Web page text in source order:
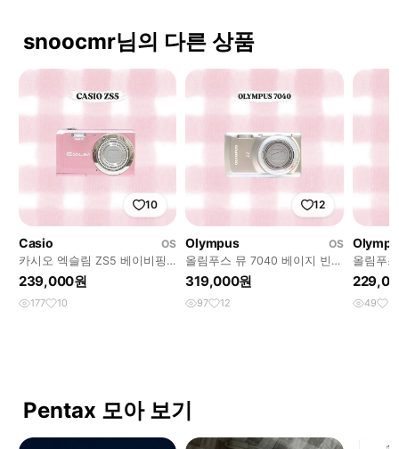
snoocmr님의 다른 상품
10
Casio
OS
카시오 엑슬림 ZS5 베이비핑
크 빈티지디카
239,000원
177 10
12
Olympus
OS
올림푸스 뮤 7040 베이지 빈티
지디카
319,000원
97 12
올림푸
지디카
49 5
Pentax 모아 보기